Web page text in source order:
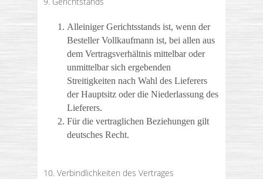
Alleiniger Gerichtsstands ist, wenn der
Besteller Vollkaufmann ist, bei allen aus
dem Vertragsverhältnis mittelbar oder
unmittelbar sich ergebenden
Streitigkeiten nach Wahl des Lieferers
der Hauptsitz oder die Niederlassung des
Lieferers.
Für die vertraglichen Beziehungen gilt
deutsches Recht.
10. Verbindlichkeiten des Vertrages